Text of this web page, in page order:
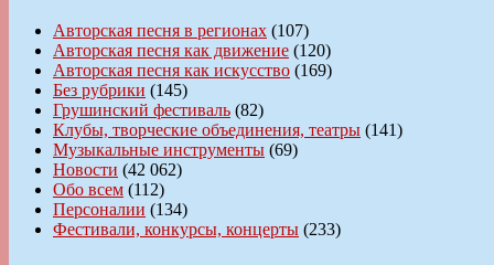
Авторская песня в регионах (107)
Авторская песня как движение (120)
Авторская песня как искусство (169)
Без рубрики (145)
Грушинский фестиваль (82)
Клубы, творческие объединения, театры (141)
Музыкальные инструменты (69)
Новости (42 062)
Обо всем (112)
Персоналии (134)
Фестивали, конкурсы, концерты (233)